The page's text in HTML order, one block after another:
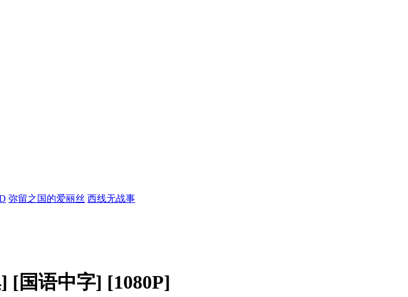
弥留之国的爱丽丝 西线无战事
[国语中字] [1080P]